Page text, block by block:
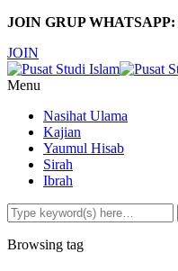
JOIN GRUP WHATSAPP:
JOIN
Menu
Nasihat Ulama
Kajian
Yaumul Hisab
Sirah
Ibrah
Browsing tag